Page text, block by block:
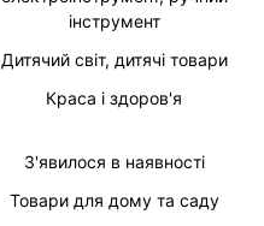
інструмент
Дитячий світ, дитячі товари
Краса і здоров'я
З'явилося в наявності
Товари для дому та саду